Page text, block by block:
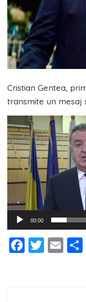
Cristian Gentea,
transmite un mesaj
Player
video
00:00
Facebook
Twitter